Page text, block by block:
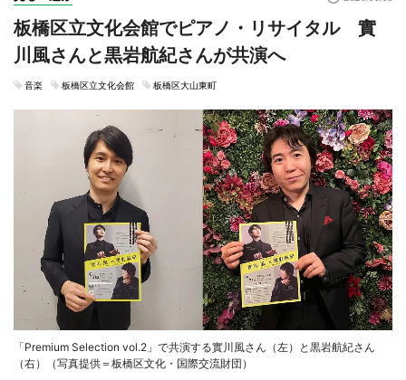
板橋区立文化会館でピアノ・リサイタル 實
川風さんと黒岩航紀さんが共演へ
音楽 板橋区立文化会館 板橋区大山東町
「Premium Selection vol.2」で共演する實川風さん（左）と黒岩航紀さん
（右）（写真提供＝板橋区文化・国際交流財団）